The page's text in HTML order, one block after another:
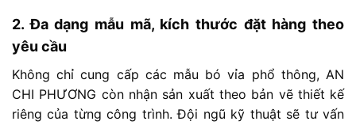
2.Đadạng mẫu mã, kíchthước đặt hàngtheo
yêu cầu
Khôngchỉcung cấp các mẫu bóvỉa phổ thông,AN
CHI PHƯƠNG còn nhận sản xuất theo bản vẽ thiết kế
riêngcủa từngcông trình.Đội ngũ kỹ thuật sẽ tưvấn